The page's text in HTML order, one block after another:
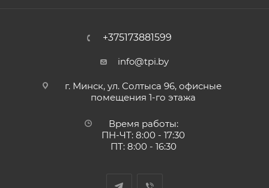
+375173881599
info@tpi.by
г. Минск, ул. Солтыса 96, офисные
помещения 1-го этажа
Время работы:
ПН-ЧТ: 8:00 - 17:30
ПТ: 8:00 - 16:30